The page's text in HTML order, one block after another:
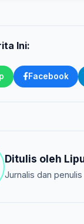
Ini:
Facebook
Ditulis oleh
Jurnalis dan